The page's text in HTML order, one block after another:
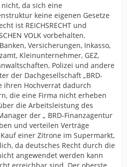
da sich eine
keine eigenen Gesetze
ist REICHSRECHT und
VOLK vorbehalten.
Versicherungen, Inkasso,
Kleinunternehmer, GEZ,
Polizei und andere
der Dachgesellschaft „BRD-
ihren Hochverrat dadurch
die eine Firma nicht erheben
die Arbeitsleistung des
der „ BRD-Finanzagentur
und verteilen Verträge
einer Zitrone im Supermarkt,
da deutsches Recht durch die
angewendet werden kann